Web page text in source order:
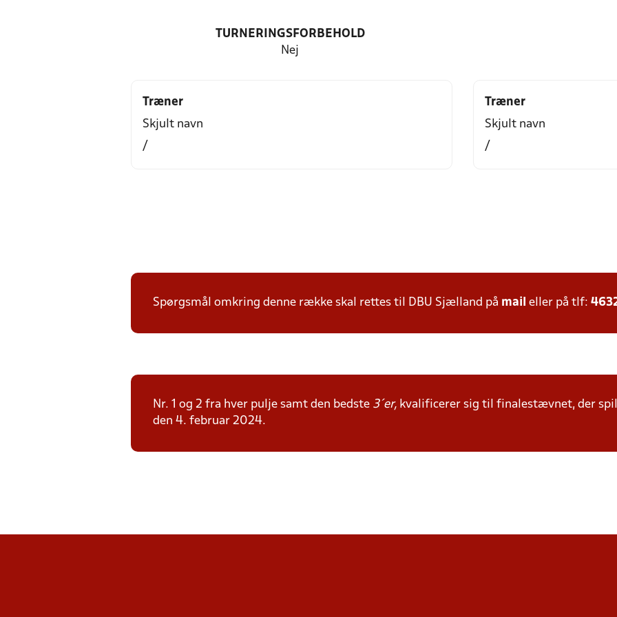
TURNERINGSFORBEHOLD
Nej
Træner
Skjult navn
/
Træner
Skjult navn
/
Spørgsmål omkring denne række skal rettes til DBU Sjælland på mail eller på tlf:
Nr. 1 og 2 fra hver pulje samt den bedste 3´er, kvalificerer sig til finalestævnet, der
den 4. februar 2024.